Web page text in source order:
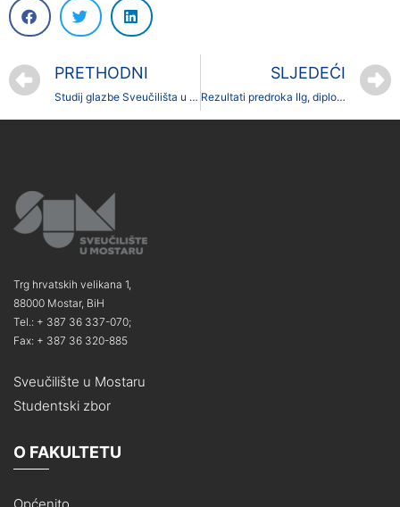
PRETHODNI
Studij glazbe Sveučilišta u Mostaru sudjelovao u organizaciji koncerta povodom 800. obljetnice sv. Franje Asiškog
SLJEDEĆI
Rezultati predroka IIg, diplomskog studija Turizam i zaštita okoliša
Trg hrvatskih velikana 1,
88000 Mostar, BiH
Tel.: + 387 36 337-070;
Fax: + 387 36 320-885
Sveučilište u Mostaru
Studentski zbor
O FAKULTETU